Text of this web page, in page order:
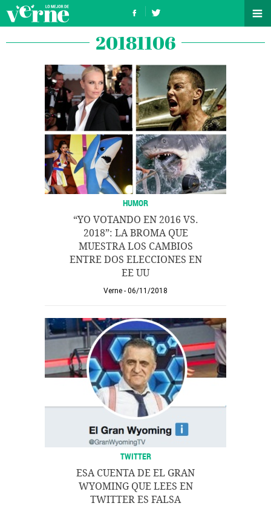
20181106
HUMOR
“YO VOTANDO EN 2016 VS.
2018”: LA BROMA QUE
MUESTRA LOS CAMBIOS
ENTRE DOS ELECCIONES EN
EE UU
Verne 06/11/2018
TWITTER
ESA CUENTA DE EL GRAN
WYOMING QUE LEES EN
TWITTER ES FALSA